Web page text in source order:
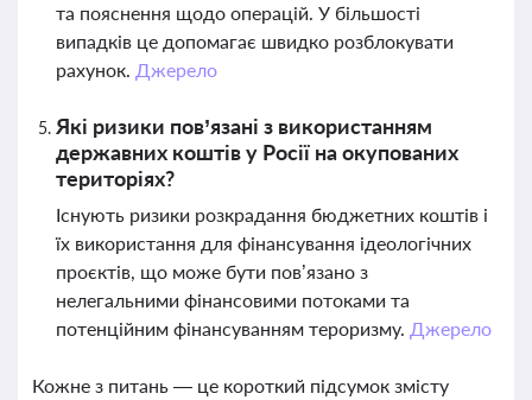
та пояснення щодо операцій. У більшості
випадків це допомагає швидко розблокувати
рахунок. Джерело
Які ризики пов’язані з використанням
державних коштів у Росії на окупованих
територіях?
Існують ризики розкрадання бюджетних коштів і
їх використання для фінансування ідеологічних
проєктів, що може бути пов’язано з
нелегальними фінансовими потоками та
потенційним фінансуванням тероризму. Джерело
Кожне з питань — це короткий підсумок змісту